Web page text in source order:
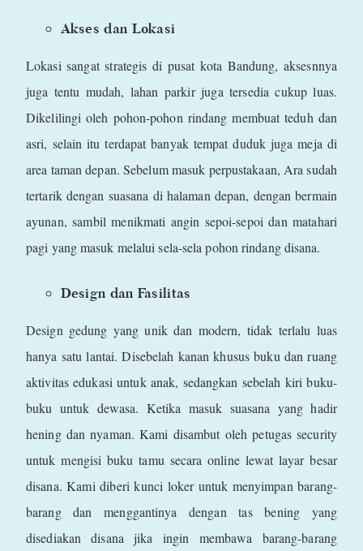
Akses dan Lokasi
Lokasi sangat strategis di pusat kota Bandung, aksesnnya
juga tentu mudah, lahan parkir juga tersedia cukup luas.
Dikelilingi oleh pohon-pohon rindang membuat teduh dan
asri, selain itu terdapat banyak tempat duduk juga meja di
area taman depan. Sebelum masuk perpustakaan, Ara sudah
tertarik dengan suasana di halaman depan, dengan bermain
ayunan, sambil menikmati angin sepoi-sepoi dan matahari
pagi yang masuk melalui sela-sela pohon rindang disana.
Design dan Fasilitas
Design gedung yang unik dan modern, tidak terlalu luas
hanya satu lantai. Disebelah kanan khusus buku dan ruang
aktivitas edukasi untuk anak, sedangkan sebelah kiri buku-
buku untuk dewasa. Ketika masuk suasana yang hadir
hening dan nyaman. Kami disambut oleh petugas security
untuk mengisi buku tamu secara online lewat layar besar
disana. Kami diberi kunci loker untuk menyimpan barang-
barang dan menggantinya dengan tas bening yang
disediakan disana jika ingin membawa barang-barang